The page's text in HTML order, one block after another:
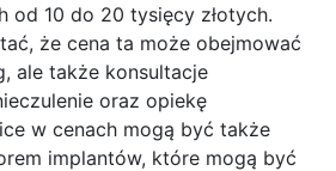
od 10 do 20 tysięcy złotych.
że cena ta może obejmować
ale także konsultacje
oraz opiekę
w cenach mogą być także
implantów, które mogą być